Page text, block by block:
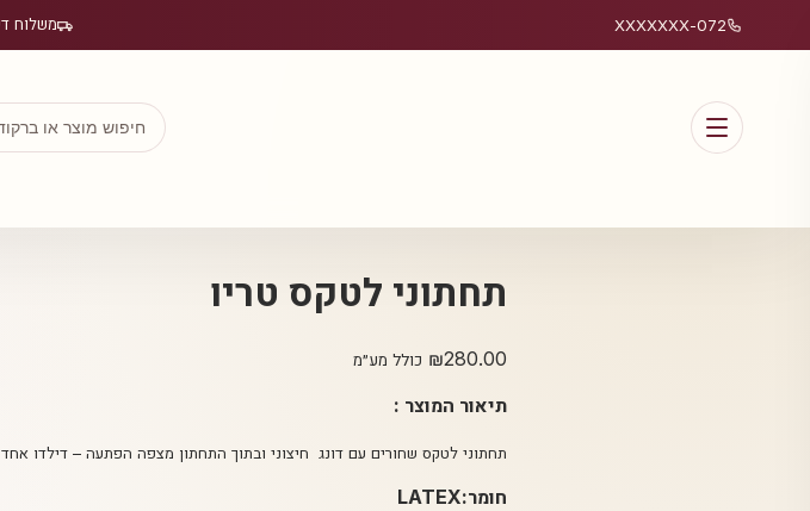
072-XXXXXXX משלוח
תחתוני לטקס טריו
₪280.00 כולל מע״מ
תיאור המוצר :
תחתוני לטקס שחורים עם דונג חיצוני ובתוך התחתון מצפה הפתעה – דילדו
חומר:LATEX